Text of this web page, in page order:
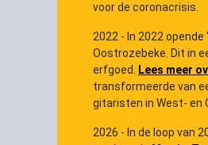
voor de coronacrisis.
2022 - In 2022
Oostrozebeke. Dit in
erfgoed. Lees meer
transformeerde van
gitaristen in West- en
2026 - In de loop van